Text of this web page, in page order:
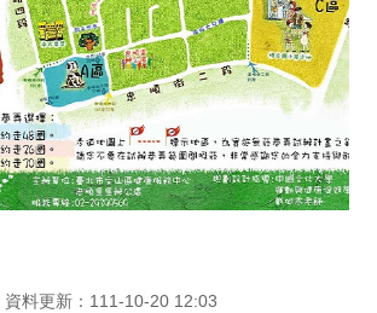
資料更新：111-10-20 12:03